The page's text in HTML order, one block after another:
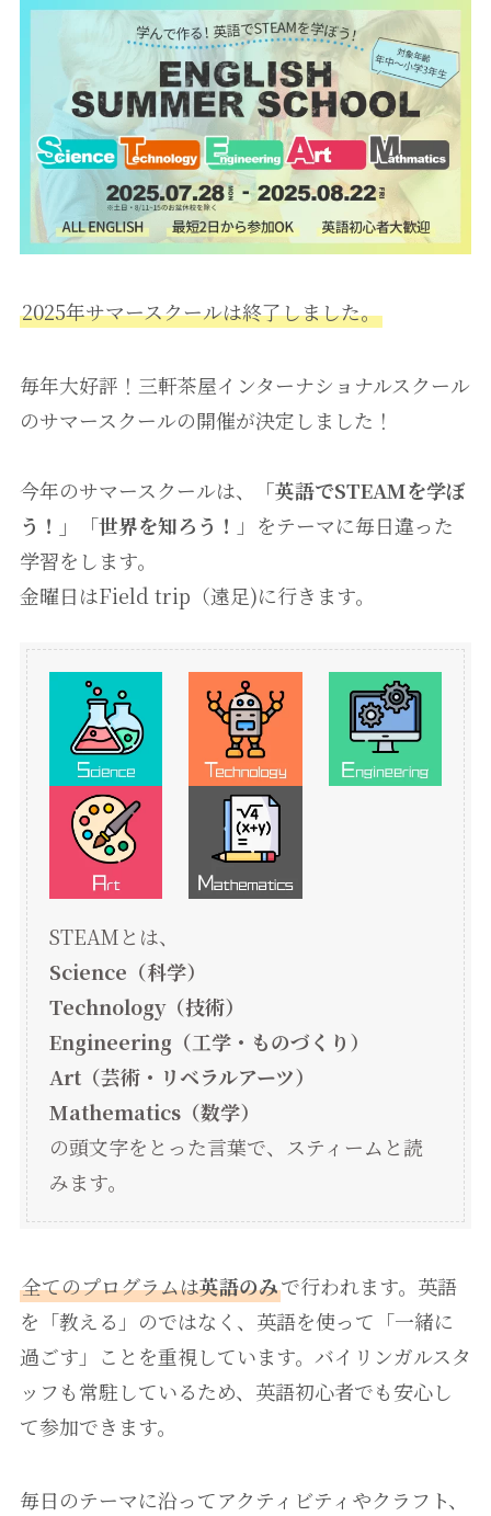
2025年サマースクールは終了しました。
毎年大好評！三軒茶屋インターナショナルスクール
のサマースクールの開催が決定しました！
今年のサマースクールは、
「英語でSTEAMを学ぼ
う！」
「世界を知ろう！ 」をテーマに毎日違った
学習をします。
金曜日はField trip（遠足)に行きます。
STEAMとは、
Science（科学）
Technology（技術）
Engineering（工学・ものづくり）
Art（芸術・リベラルアーツ）
Mathematics（数学）
の頭文字をとった言葉で、スティームと読
みます。
全てのプログラムは英語のみで行われます。英語
を「教える」のではなく、英語を使って「一緒に
過ごす」ことを重視しています。バイリンガルスタ
ッフも常駐しているため、英語初心者でも安心し
て参加できます。
毎日のテーマに沿ってアクティビティやクラフト、